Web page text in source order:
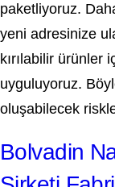
paketliyoruz.
yeni adresinize
kırılabilir ürünler
uyguluyoruz.
oluşabilecek
Bolvadin